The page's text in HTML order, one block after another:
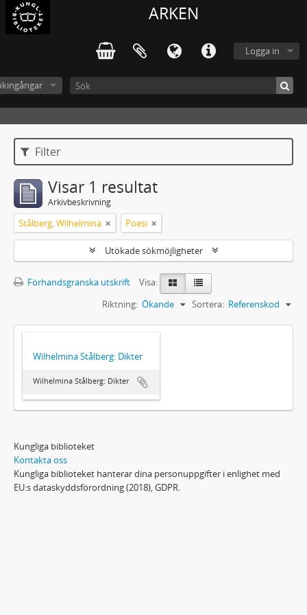
ARKEN
Logga in
Filter
Visar 1 resultat
Arkivbeskrivning
Stålberg, Wilhelmina Poesi
Utökade sökmöjligheter
Förhandsgranska utskrift
Visa:
Sortera: Referenskod
Riktning: Ökande
Wilhelmina Stålberg: Dikter
Wilhelmina Stålberg: Dikter
Kungliga biblioteket
Kontakta oss
Kungliga biblioteket hanterar dina personuppgifter i enlighet med
EU:s dataskyddsförordning (2018), GDPR.